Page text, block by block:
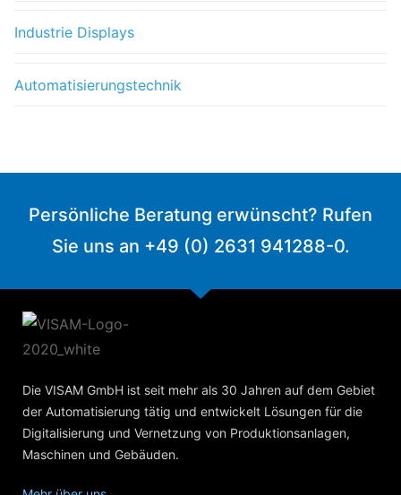
Industrie Displays
Automatisierungstechnik
Persönliche Beratung erwünscht? Rufen
Sie uns an +49 (0) 2631 941288-0.
Die VISAM GmbH ist seit mehr als 30 Jahren auf dem Gebiet
der Automatisierung tätig und entwickelt Lösungen für die
Digitalisierung und Vernetzung von Produktionsanlagen,
Maschinen und Gebäuden.